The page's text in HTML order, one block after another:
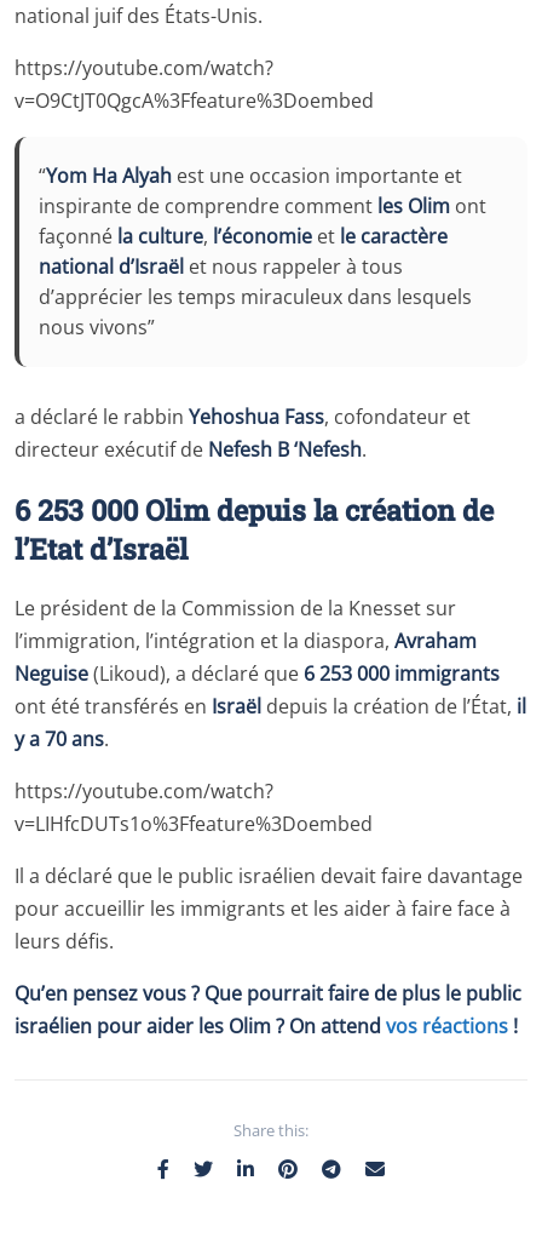
national juif des États-Unis.
https://youtube.com/watch?
v=O9CtJT0QgcA%3Ffeature%3Doembed
“Yom Ha Alyah est une occasion importante et
inspirante de comprendre comment les Olim ont
façonné la culture, l’économie et le caractère
national d’Israël et nous rappeler à tous
d’apprécier les temps miraculeux dans lesquels
nous vivons”
a déclaré le rabbin Yehoshua Fass, cofondateur et
directeur exécutif de Nefesh B ‘Nefesh.
6 253 000 Olim depuis la création de
l’Etat d’Israël
Le président de la Commission de la Knesset sur
l’immigration, l’intégration et la diaspora, Avraham
Neguise(Likoud), a déclaré que 6 253 000 immigrants
ont été transférés en Israël depuis la création de l’État, il
y a 70 ans.
https://youtube.com/watch?
v=LIHfcDUTs1o%3Ffeature%3Doembed
Il a déclaré que le public israélien devait faire davantage
pour accueillir les immigrants et les aider à faire face à
leurs défis.
Qu’en pensez vous ? Que pourrait faire de plus le public
israélien pour aider les Olim ? On attend vos réactions !
Share this: